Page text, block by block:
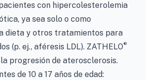
con hipercolesterolemia
ya sea solo o como
dieta y otros tratamientos para
(p. ej., aféresis LDL). ZATHELO®
progresión de aterosclerosis.
de 10 a 17 años de edad: